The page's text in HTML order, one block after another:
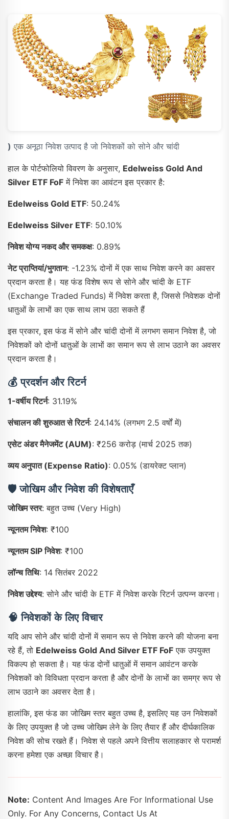
) एक अनूठा निवेश उत्पाद है जो निवेशकों को सोने और चांदी
हाल के पोर्टफोलियो विवरण के अनुसार, Edelweiss Gold And
Silver ETF FoF में निवेश का आवंटन इस प्रकार है:
Edelweiss Gold ETF: 50.24%
Edelweiss Silver ETF: 50.10%
निवेश योग्य नकद और समकक्ष: 0.89%
नेट प्राप्तियां/भुगतान: -1.23% दोनों में एक साथ निवेश करने का अवसर
प्रदान करता है। यह फंड विशेष रूप से सोने और चांदी के ETF
(Exchange Traded Funds) में निवेश करता है, जिससे निवेशक दोनों
धातुओं के लाभों का एक साथ लाभ उठा सकते हैं
इस प्रकार, इस फंड में सोने और चांदी दोनों में लगभग समान निवेश है, जो
निवेशकों को दोनों धातुओं के लाभों का समान रूप से लाभ उठाने का अवसर
प्रदान करता है।
💰प्रदर्शन और रिटर्न
1-वर्षीय रिटर्न: 31.19%
संचालन की शुरुआत से रिटर्न: 24.14% (लगभग 2.5 वर्षों में)
एसेट अंडर मैनेजमेंट (AUM): ₹256 करोड़ (मार्च 2025 तक)
व्यय अनुपात (Expense Ratio): 0.05% (डायरेक्ट प्लान)
🛡️जोखिम और निवेश की विशेषताएँ
जोखिम स्तर: बहुत उच्च (Very High)
न्यूनतम निवेश: ₹100
न्यूनतम SIP निवेश: ₹100
लॉन्च तिथि: 14 सितंबर 2022
निवेश उद्देश्य: सोने और चांदी के ETF में निवेश करके रिटर्न उत्पन्न करना।
🧠निवेशकों के लिए विचार
यदि आप सोने और चांदी दोनों में समान रूप से निवेश करने की योजना बना
रहे हैं, तो Edelweiss Gold And Silver ETF FoF एक उपयुक्त
विकल्प हो सकता है। यह फंड दोनों धातुओं में समान आवंटन करके
निवेशकों को विविधता प्रदान करता है और दोनों के लाभों का समग्र रूप से
लाभ उठाने का अवसर देता है।
हालांकि, इस फंड का जोखिम स्तर बहुत उच्च है, इसलिए यह उन निवेशकों
के लिए उपयुक्त है जो उच्च जोखिम लेने के लिए तैयार हैं और दीर्घकालिक
निवेश की सोच रखते हैं। निवेश से पहले अपने वित्तीय सलाहकार से परामर्श
करना हमेशा एक अच्छा विचार है।
Note: Content And Images Are For Informational Use
Only. For Any Concerns, Contact Us At